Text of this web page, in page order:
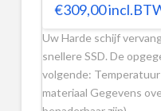
€309,00
Uw Harde schijf
snellere SSD. De
volgende:
materiaal Gegevens